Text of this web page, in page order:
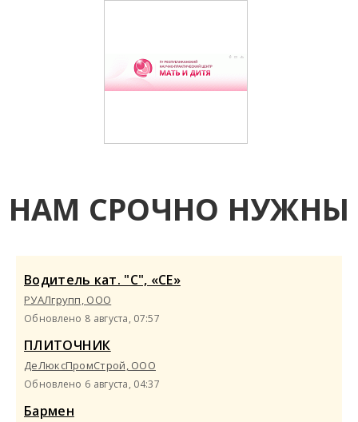
НАМ СРОЧНО НУЖНЫ
Водитель кат. "С", «СЕ»
РУАЛгрупп, ООО
Обновлено 8 августа, 07:57
ПЛИТОЧНИК
ДеЛюксПромСтрой, ООО
Обновлено 6 августа, 04:37
Бармен